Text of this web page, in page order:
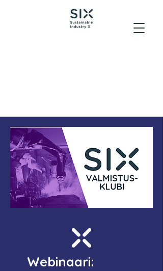
Webinaari: